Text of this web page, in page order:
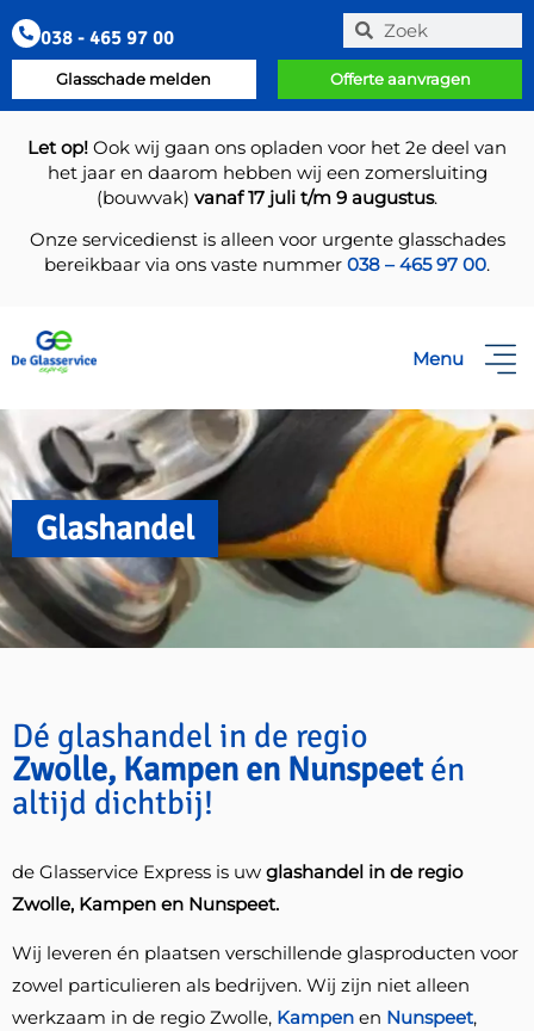
038 - 465 97 00
Glasschade melden Offerte aanvragen
Let op! Ook wij gaan ons opladen voor het 2e deel van
het jaar en daarom hebben wij een zomersluiting
(bouwvak) vanaf 17 juli t/m 9 augustus.
Onze servicedienst is alleen voor urgente glasschades
bereikbaar via ons vaste nummer 038 – 465 97 00.
Menu
Glashandel
Dé glashandel in de regio
Zwolle, Kampen en Nunspeetén
altijd dichtbij!
de Glasservice Express is uw glashandel in de regio
Zwolle, Kampen en Nunspeet.
Wij leveren én plaatsen verschillende glasproducten voor
zowel particulieren als bedrijven. Wij zijn niet alleen
werkzaam in de regio Zwolle, Kampen en Nunspeet,